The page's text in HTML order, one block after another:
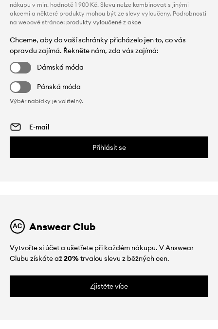
nákupu v min. hodnotě 1 900 Kč. Slevu nelze kombinovat s jinými
akcemi a některé produkty mohou být ze slevy vyloučeny. Podrobnosti
na webové stránce: produkty vyloučené z akce
Chceme, aby do vaší schránky přicházelo jen to, co vás
opravdu zajímá. Řekněte nám, zda vás zajímá:
Dámská móda
Pánská móda
Výběr nabídky je volitelný.
Přihlásit se
Answear Club
Vytvořte si účet a ušetřete při každém nákupu. V Answear
Clubu získáte až20%trvalou slevu z běžných cen.
Zjistěte více